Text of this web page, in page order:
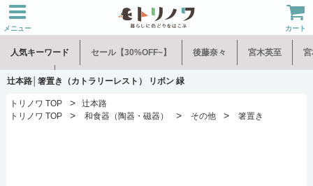
メニュー カート
人気キーワード セール【30%OFF~】 後藤奈々 宮木英至 宮
水谷和音 児玉修治
辻本路│箸置き（カトラリーレスト） リボン 緑
トリノワ TOP >
辻本路
トリノワ TOP
> 和食器（陶器・磁器） > その他 > 箸置き